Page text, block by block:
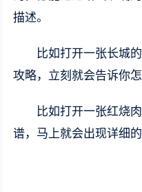
描述。
比如打开一张长城
攻略，立刻就会告诉你怎
比如打开一张红烧
谱，马上就会出现详细的